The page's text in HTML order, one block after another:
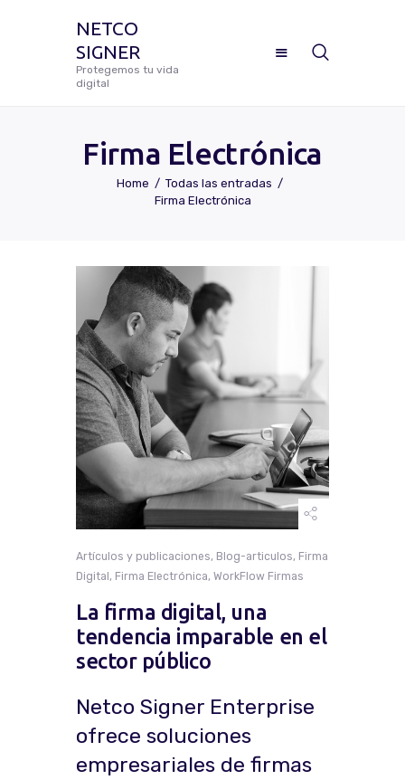
NETCO
SIGNER
Protegemos tu vida
digital
Firma Electrónica
Home
Todas las entradas
Firma Electrónica
NETCO SIGNER
Manual De Uso Netco Signer
Digital Certificada?
Preguntas Frecuentes
Solicitar Soporte
Artículos y publicaciones, Blog-articulos, Firma
Digital , Firma Electrónica, WorkFlow Firmas
La firma digital, una
tendencia imparable en el
sector público
Netco Signer Enterprise
ofrece soluciones
empresariales de firmas